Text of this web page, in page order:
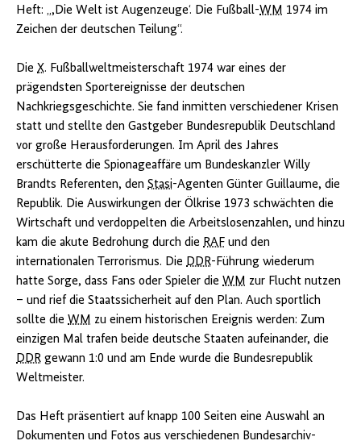
Heft: „,Die Welt ist Augenzeuge‘. Die Fußball-WM 1974 im
Zeichen der deutschen Teilung“.
Die X. Fußballweltmeisterschaft 1974 war eines der
prägendsten Sportereignisse der deutschen
Nachkriegsgeschichte. Sie fand inmitten verschiedener Krisen
statt und stellte den Gastgeber Bundesrepublik Deutschland
vor große Herausforderungen. Im April des Jahres
erschütterte die Spionageaffäre um Bundeskanzler Willy
Brandts Referenten, den Stasi-Agenten Günter Guillaume, die
Republik. Die Auswirkungen der Ölkrise 1973 schwächten die
Wirtschaft und verdoppelten die Arbeitslosenzahlen, und hinzu
kam die akute Bedrohung durch die RAF und den
internationalen Terrorismus. Die DDR-Führung wiederum
hatte Sorge, dass Fans oder Spieler die WM zur Flucht nutzen
– und rief die Staatssicherheit auf den Plan. Auch sportlich
sollte die WM zu einem historischen Ereignis werden: Zum
einzigen Mal trafen beide deutsche Staaten aufeinander, die
DDR gewann 1:0 und am Ende wurde die Bundesrepublik
Weltmeister.
Das Heft präsentiert auf knapp 100 Seiten eine Auswahl an
Dokumenten und Fotos aus verschiedenen Bundesarchiv-